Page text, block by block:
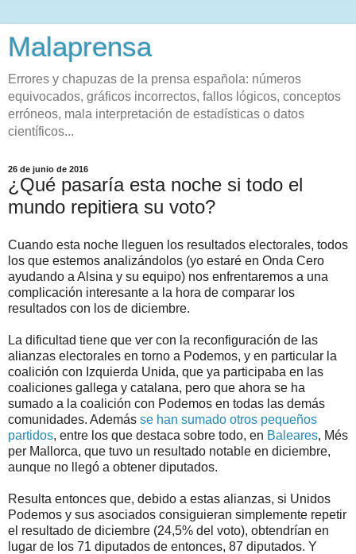
Malaprensa
Errores y chapuzas de la prensa española: números
equivocados, gráficos incorrectos, fallos lógicos, conceptos
erróneos, mala interpretación de estadísticas o datos
científicos...
26 de junio de 2016
¿Qué pasaría esta noche si todo el
mundo repitiera su voto?
Cuando esta noche lleguen los resultados electorales, todos
los que estemos analizándolos (yo estaré en Onda Cero
ayudando a Alsina y su equipo) nos enfrentaremos a una
complicación interesante a la hora de comparar los
resultados con los de diciembre.
La dificultad tiene que ver con la reconfiguración de las
alianzas electorales en torno a Podemos, y en particular la
coalición con Izquierda Unida, que ya participaba en las
coaliciones gallega y catalana, pero que ahora se ha
sumado a la coalición con Podemos en todas las demás
comunidades. Además se han sumado otros pequeños
partidos, entre los que destaca sobre todo, en Baleares, Més
per Mallorca, que tuvo un resultado notable en diciembre,
aunque no llegó a obtener diputados.
Resulta entonces que, debido a estas alianzas, si Unidos
Podemos y sus asociados consiguieran simplemente repetir
el resultado de diciembre (24,5% del voto), obtendrían en
lugar de los 71 diputados de entonces, 87 diputados. Y